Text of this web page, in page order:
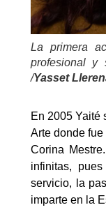
La primera
profesional y
/Yasset
En 2005 Yaité
Arte donde
Corina
infinitas,
servicio, la
imparte en la